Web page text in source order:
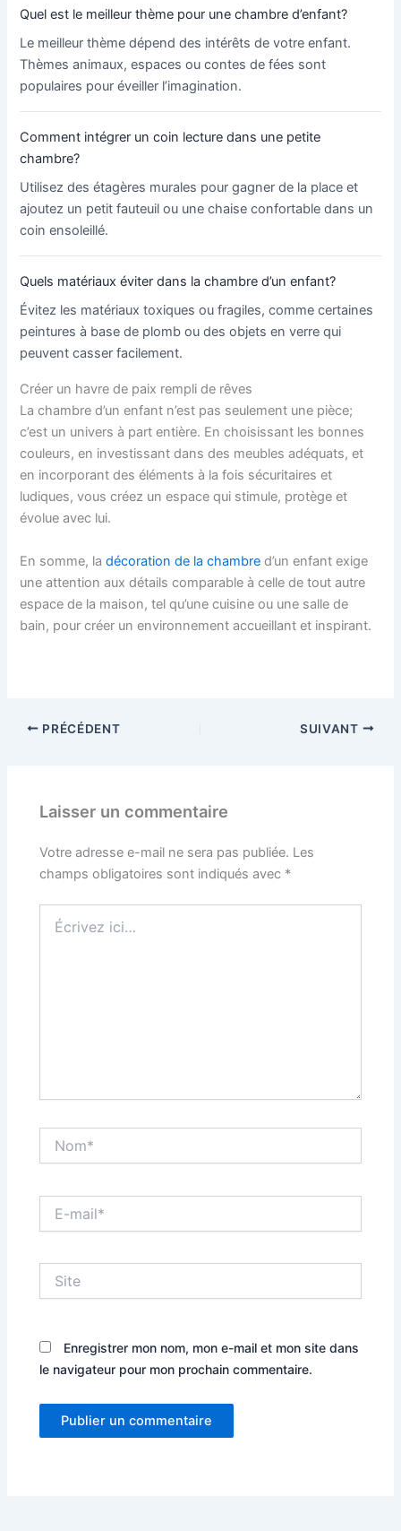
Quel est le meilleur thème pour une chambre d’enfant?
Le meilleur thème dépend des intérêts de votre enfant.
Thèmes animaux, espaces ou contes de fées sont
populaires pour éveiller l’imagination.
Comment intégrer un coin lecture dans une petite
chambre?
Utilisez des étagères murales pour gagner de la place et
ajoutez un petit fauteuil ou une chaise confortable dans un
coin ensoleillé.
Quels matériaux éviter dans la chambre d’un enfant?
Évitez les matériaux toxiques ou fragiles, comme certaines
peintures à base de plomb ou des objets en verre qui
peuvent casser facilement.
Créer un havre de paix rempli de rêves
La chambre d’un enfant n’est pas seulement une pièce;
c’est un univers à part entière. En choisissant les bonnes
couleurs, en investissant dans des meubles adéquats, et
en incorporant des éléments à la fois sécuritaires et
ludiques, vous créez un espace qui stimule, protège et
évolue avec lui.
En somme, ladécoration de la chambre d’un enfant exige
une attention aux détails comparable à celle de tout autre
espace de la maison, tel qu’une cuisine ou une salle de
bain, pour créer un environnement accueillant et inspirant.
PRÉCÉDENT SUIVANT
Laisser un commentaire
Votre adresse e-mail ne sera pas publiée. Les
champs obligatoires sont indiqués avec *
ici…
mail*
Enregistrer mon nom, mon e-mail et mon site dans
le navigateur pour mon prochain commentaire.